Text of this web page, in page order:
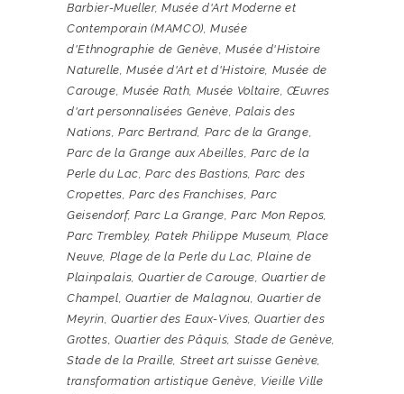
Barbier-Mueller,Musée d'Art Moderne et
Contemporain (MAMCO),Musée
d'Ethnographie de Genève, Musée d'Histoire
Naturelle,Musée d'Art et d'Histoire, Musée de
Carouge, Musée Rath, Musée Voltaire,Œuvres
d'art personnalisées Genève, Palais des
Nations, Parc Bertrand, Parc de la Grange,
Parc de la Grange aux Abeilles, Parc de la
Perle du Lac,Parc des Bastions, Parc des
Cropettes,Parc des Franchises, Parc
Geisendorf, Parc La Grange,Parc Mon Repos,
Parc Trembley, Patek Philippe Museum, Place
Neuve, Plage de la Perle du Lac,Plaine de
Plainpalais,Quartier de Carouge,Quartier de
Champel, Quartier de Malagnou,Quartier de
Meyrin,Quartier des Eaux-Vives,Quartier des
Grottes, Quartier des Pâquis, Stade de Genève,
Stade de la Praille, Street art suisse Genève,
transformation artistique Genève, Vieille Ville